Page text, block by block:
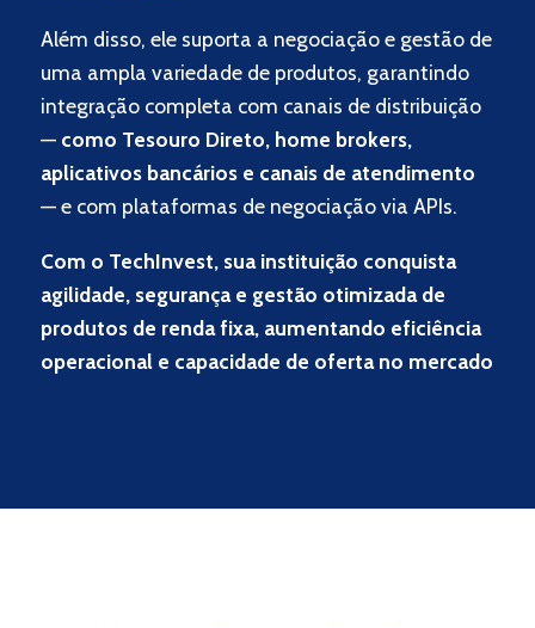
Além disso, ele suporta a negociação e gestão de
uma ampla variedade de produtos, garantindo
integração completa com canais de distribuição
— como Tesouro Direto, home brokers,
aplicativos bancários e canais de atendimento
— e com plataformas de negociação via APIs.
Com o TechInvest, sua instituição conquista
agilidade, segurança e gestão otimizada de
produtos de renda fixa, aumentando eficiência
operacional e capacidade de oferta no mercado